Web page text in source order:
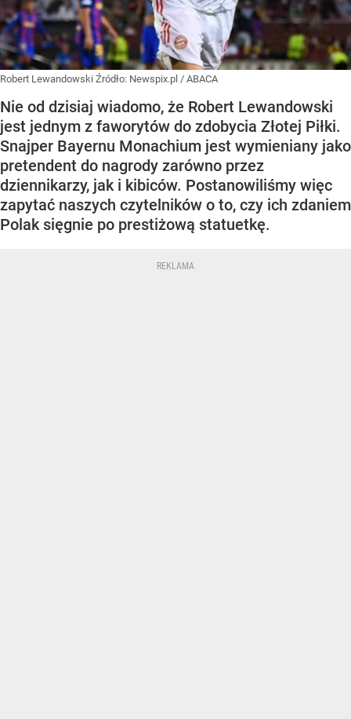
Robert Lewandowski Źródło: Newspix.pl / ABACA
Nie od dzisiaj wiadomo, że Robert Lewandowski
jest jednym z faworytów do zdobycia Złotej Piłki.
Snajper Bayernu Monachium jest wymieniany jako
pretendent do nagrody zarówno przez
dziennikarzy, jak i kibiców. Postanowiliśmy więc
zapytać naszych czytelników o to, czy ich zdaniem
Polak sięgnie po prestiżową statuetkę.